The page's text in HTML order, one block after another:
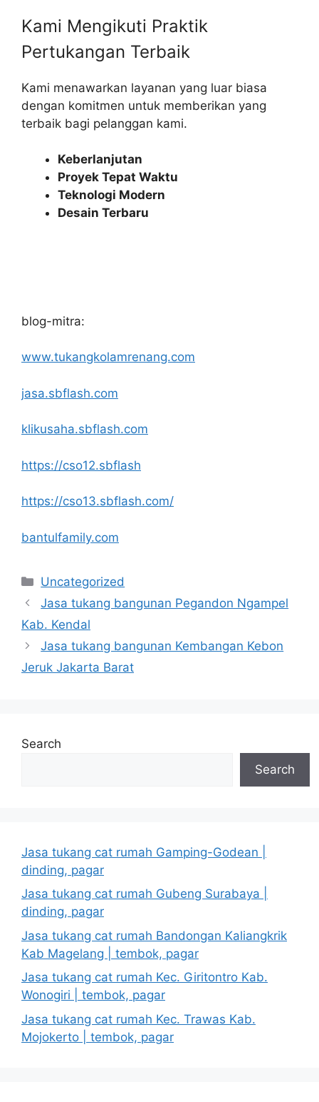
Kami Mengikuti Praktik
Pertukangan Terbaik​
Kami menawarkan layanan yang luar biasa
dengan komitmen untuk memberikan yang
terbaik bagi pelanggan kami.
Keberlanjutan
Proyek Tepat Waktu
Teknologi Modern
Desain Terbaru
blog-mitra:
www.tukangkolamrenang.com
jasa.sbflash.com
klikusaha.sbflash.com
https://cso12.sbflash
https://cso13.sbflash.com/
bantulfamily.com
Categories
Uncategorized
Jasa tukang bangunan Pegandon Ngampel
Kab. Kendal
Jasa tukang bangunan Kembangan Kebon
Jeruk Jakarta Barat
Search
Search
Jasa tukang cat rumah Gamping-Godean |
dinding, pagar
Jasa tukang cat rumah Gubeng Surabaya |
dinding, pagar
Jasa tukang cat rumah Bandongan Kaliangkrik
Kab Magelang | tembok, pagar
Jasa tukang cat rumah Kec. Giritontro Kab.
Wonogiri | tembok, pagar
Jasa tukang cat rumah Kec. Trawas Kab.
Mojokerto | tembok, pagar